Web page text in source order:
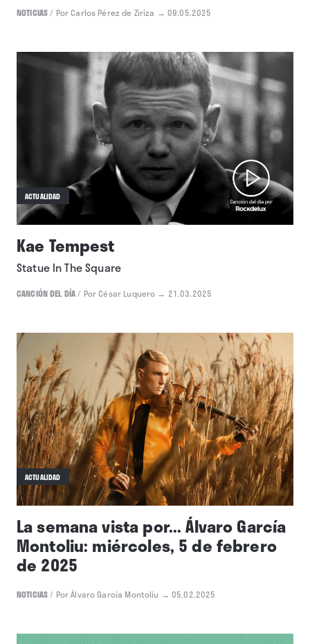
NOTICIAS/ Por Carlos Pérez de Ziriza → 09.05.2025
ACTUALIDAD
Kae Tempest
Statue In The Square
CANCIÓN DEL DÍA/ Por César Luquero → 21.03.2025
ACTUALIDAD
La semana vista por... Álvaro García
Montoliu: miércoles, 5 de febrero
de 2025
NOTICIAS/ Por Álvaro García Montoliu → 05.02.2025